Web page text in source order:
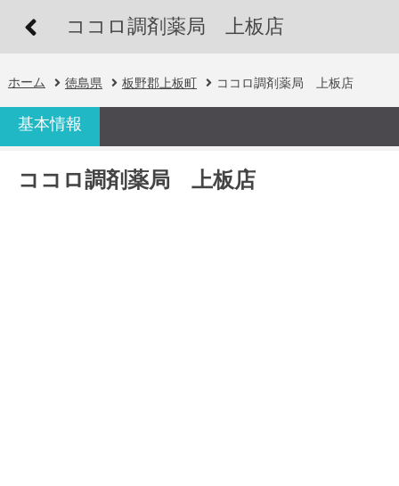
ココロ調剤薬局 上板店
ホーム 徳島県 板野郡上板町 ココロ調剤薬局 上板店
基本情報
ココロ調剤薬局 上板店